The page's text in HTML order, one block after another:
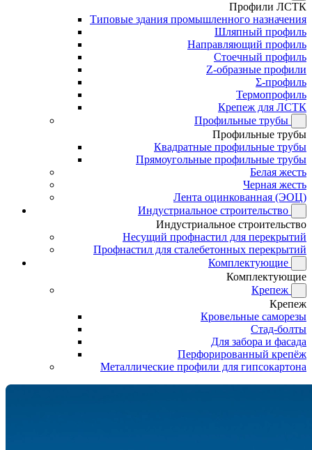
Профили ЛСТК
Типовые здания промышленного назначения
Шляпный профиль
Направляющий профиль
Стоечный профиль
Z-образные профили
Σ-профиль
Термопрофиль
Крепеж для ЛСТК
Профильные трубы
Профильные трубы
Квадратные профильные трубы
Прямоугольные профильные трубы
Белая жесть
Черная жесть
Лента оцинкованная (ЭОЦ)
Индустриальное строительство
Индустриальное строительство
Несущий профнастил для перекрытий
Профнастил для сталебетонных перекрытий
Комплектующие
Комплектующие
Крепеж
Крепеж
Кровельные саморезы
Стад-болты
Для забора и фасада
Перфорированный крепёж
Металлические профили для гипсокартона